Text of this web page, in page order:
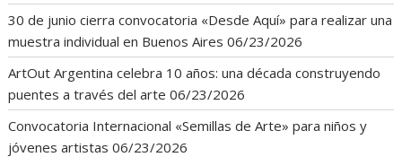
30 de junio cierra convocatoria «Desde Aquí» para realizar una
muestra individual en Buenos Aires 06/23/2026
ArtOut Argentina celebra 10 años: una década construyendo
puentes a través del arte 06/23/2026
Convocatoria Internacional «Semillas de Arte» para niños y
jóvenes artistas 06/23/2026